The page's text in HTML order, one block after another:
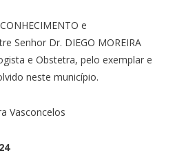
e
Senhor Dr. DIEGO MOREIRA
e Obstetra, pelo exemplar e
neste município.
Vasconcelos